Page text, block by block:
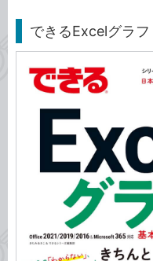
できるExcelグラフ